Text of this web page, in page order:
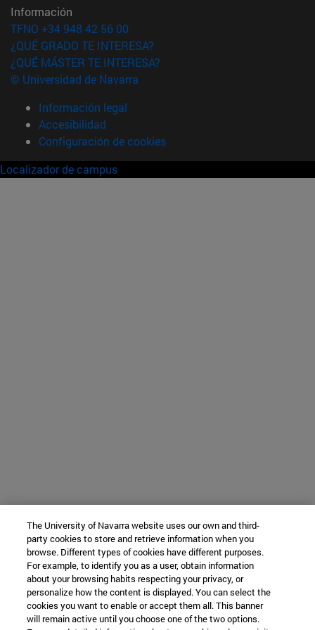
Información
TFNO +34 948 42 56 00
¿QUÉ GRADO TE INTERESA?
¿QUÉ MÁSTER TE INTERESA?
© Universidad de Navarra
Información legal
Accesibilidad
Configuración de cookies
Localizador de campus
The University of Navarra website uses our own and third-
party cookies to store and retrieve information when you
browse. Different types of cookies have different purposes.
For example, to identify you as a user, obtain information
about your browsing habits respecting your privacy, or
personalize how the content is displayed. You can select the
cookies you want to enable or accept them all. This banner
will remain active until you choose one of the two options.